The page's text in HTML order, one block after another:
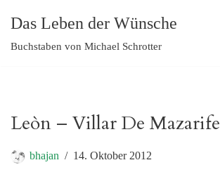
Zum
Das Leben der Wünsche
Buchstaben von Michael Schrotter
Leòn – Villar De Mazarife
bhajan 14. Oktober 2012